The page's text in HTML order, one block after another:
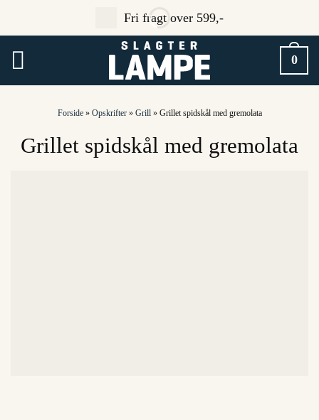
Fri fragt over 599,-
0
Forside» Opskrifter» Grill» Grillet spidskål med gremolata
Grillet spidskål med gremolata